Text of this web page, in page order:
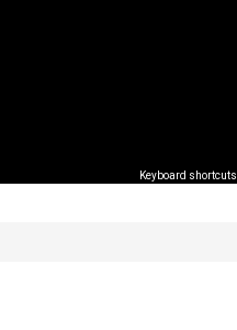
Keyboard shortcuts